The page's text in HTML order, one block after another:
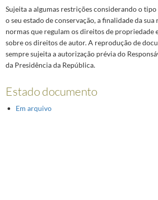
Sujeita a algumas restrições considerando o
o seu estado de conservação, a finalidade da sua
normas que regulam os direitos de propriedade
sobre os direitos de autor. A reprodução de
sempre sujeita a autorização prévia do
da Presidência da República.
Estado documento
Em arquivo